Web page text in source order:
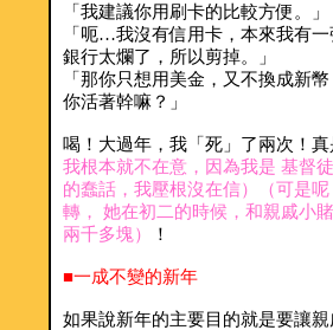
「我建議你用刷卡的比較方便。」
「呃…我沒有信用卡，本來我有
銀行太爛了，所以剪掉。」
「那你只想用美金，又不換成新
你活著幹嘛？」
喝！大過年，我「死」了兩次！
我根本就不在意，因為我是 基督
的蠢話，我壓根沒在信）（可是
轉， 她在初二的時候，和親戚小
兩千多塊）
！
■一成不變的新年
如果說新年的主要目的就是要讓